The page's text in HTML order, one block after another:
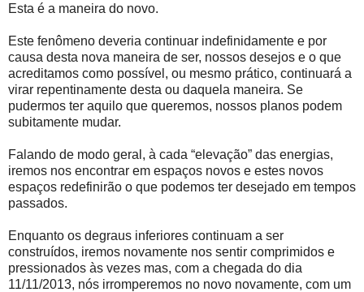
Esta é a maneira do novo.
Este fenômeno deveria continuar indefinidamente e por
causa desta nova maneira de ser, nossos desejos e o que
acreditamos como possível, ou mesmo prático, continuará a
virar repentinamente desta ou daquela maneira. Se
pudermos ter aquilo que queremos, nossos planos podem
subitamente mudar.
Falando de modo geral, à cada “elevação” das energias,
iremos nos encontrar em espaços novos e estes novos
espaços redefinirão o que podemos ter desejado em tempos
passados.
Enquanto os degraus inferiores continuam a ser
construídos, iremos novamente nos sentir comprimidos e
pressionados às vezes mas, com a chegada do dia
11/11/2013, nós irromperemos no novo novamente, com um